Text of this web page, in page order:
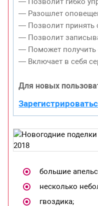
— Разошлет
— Позволит принять
— Позволит
— Поможет получить
— Включает в себя
Для новых
большие
несколько
гвоздика;